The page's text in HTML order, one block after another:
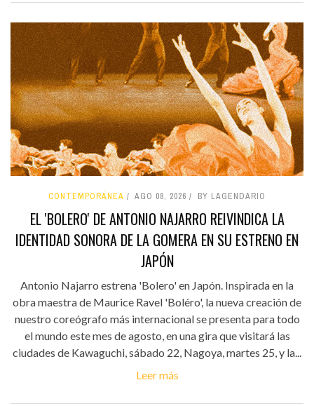
CONTEMPORÁNEA AGO 08, 2026 BY LAGENDARIO
EL 'BOLERO' DE ANTONIO NAJARRO REIVINDICA LA
IDENTIDAD SONORA DE LA GOMERA EN SU ESTRENO EN
JAPÓN
Antonio Najarro estrena 'Bolero' en Japón. Inspirada en la
obra maestra de Maurice Ravel 'Boléro', la nueva creación de
nuestro coreógrafo más internacional se presenta para todo
el mundo este mes de agosto, en una gira que visitará las
ciudades de Kawaguchi, sábado 22, Nagoya, martes 25, y la...
Leer más